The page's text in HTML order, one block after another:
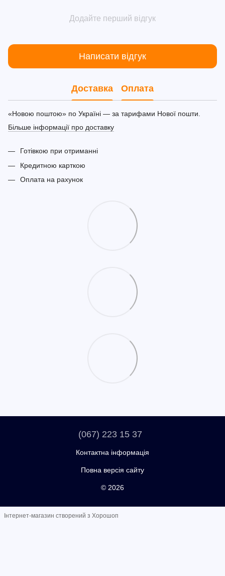
Додайте перший відгук
Написати відгук
Доставка Оплата
«Новою поштою» по Україні — за тарифами Нової пошти.
Більше інформації про доставку
Готівкою при отриманні
Кредитною карткою
Оплата на рахунок
(067) 223 15 37
Контактна інформація
Повна версія сайту
© 2026
Інтернет-магазин створений з Хорошоп